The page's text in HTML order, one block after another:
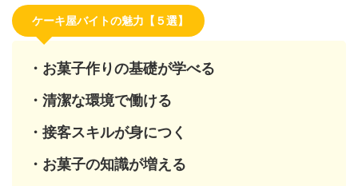
ケーキ屋バイトの魅力【５選】
・お菓子作りの基礎が学べる
・清潔な環境で働ける
・接客スキルが身につく
・お菓子の知識が増える